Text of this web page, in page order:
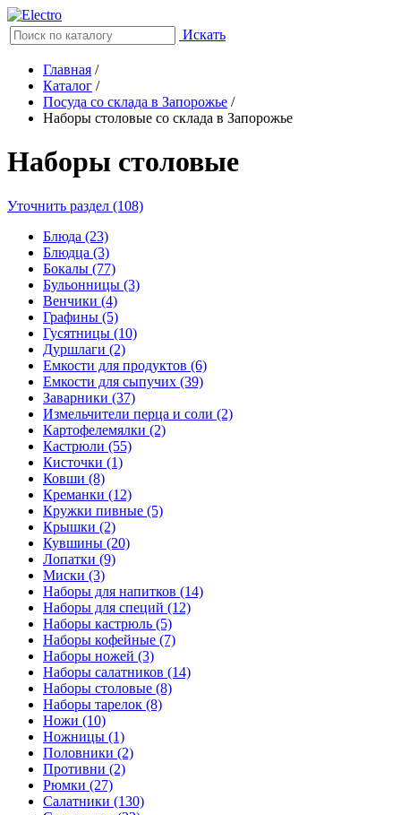
Искать
Главная /
Каталог /
Посуда со склада в Запорожье /
Наборы столовые со склада в Запорожье
Наборы столовые
Уточнить раздел (108)
Блюда (23)
Блюдца (3)
Бокалы (77)
Бульонницы (3)
Венчики (4)
Графины (5)
Гусятницы (10)
Дуршлаги (2)
Емкости для продуктов (6)
Емкости для сыпучих (39)
Заварники (37)
Измельчители перца и соли (2)
Картофелемялки (2)
Кастрюли (55)
Кисточки (1)
Ковши (8)
Креманки (12)
Кружки пивные (5)
Крышки (2)
Кувшины (20)
Лопатки (9)
Миски (3)
Наборы для напитков (14)
Наборы для специй (12)
Наборы кастрюль (5)
Наборы кофейные (7)
Наборы ножей (3)
Наборы салатников (14)
Наборы столовые (8)
Наборы тарелок (8)
Ножи (10)
Ножницы (1)
Половники (2)
Противни (2)
Рюмки (27)
Салатники (130)